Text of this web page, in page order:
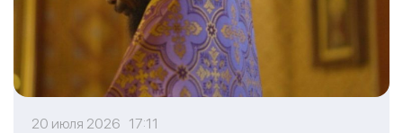
20 июля 2026 17:11